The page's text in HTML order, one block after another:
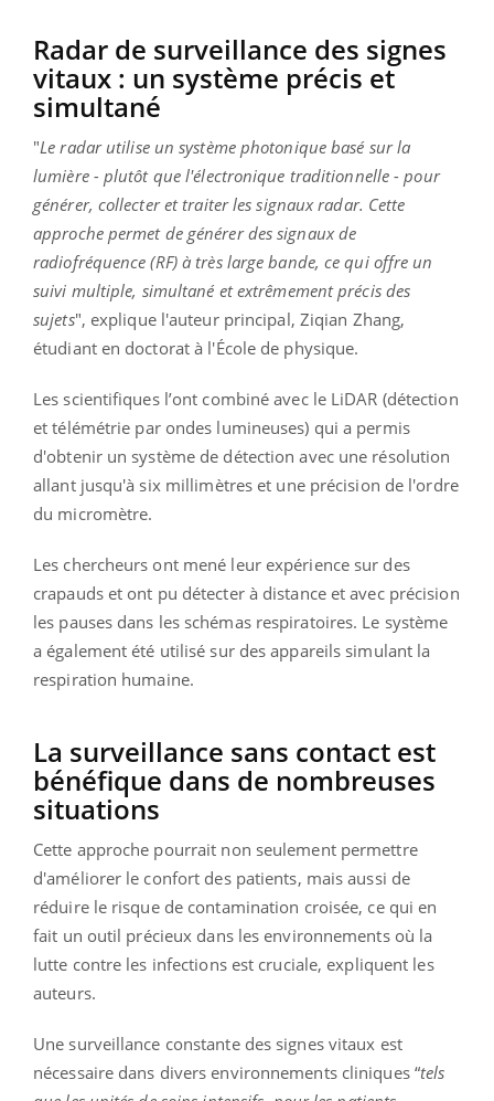
Radar de surveillance des signes
vitaux : un système précis et
simultané
"Le radar utilise un système photonique basé sur la
lumière - plutôt que l'électronique traditionnelle - pour
générer, collecter et traiter les signaux radar. Cette
approche permet de générer des signaux de
radiofréquence (RF) à très large bande, ce qui offre un
suivi multiple, simultané et extrêmement précis des
sujets", explique l'auteur principal, Ziqian Zhang,
étudiant en doctorat à l'École de physique.
Les scientifiques l’ont combiné avec le LiDAR (détection
et télémétrie par ondes lumineuses) qui a permis
d'obtenir un système de détection avec une résolution
allant jusqu'à six millimètres et une précision de l'ordre
du micromètre.
Les chercheurs ont mené leur expérience sur des
crapauds et ont pu détecter à distance et avec précision
les pauses dans les schémas respiratoires. Le système
a également été utilisé sur des appareils simulant la
respiration humaine.
La surveillance sans contact est
bénéfique dans de nombreuses
situations
Cette approche pourrait non seulement permettre
d'améliorer le confort des patients, mais aussi de
réduire le risque de contamination croisée, ce qui en
fait un outil précieux dans les environnements où la
lutte contre les infections est cruciale, expliquent les
auteurs.
Une surveillance constante des signes vitaux est
nécessaire dans divers environnements cliniques “tels